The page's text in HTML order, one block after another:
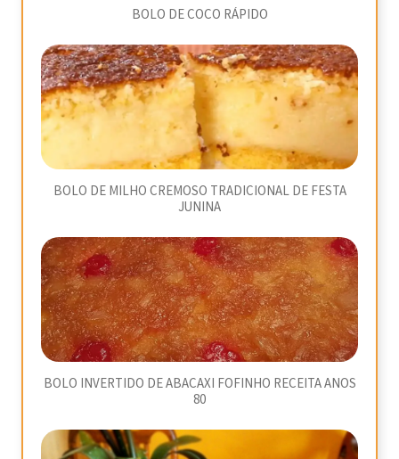
BOLO DE COCO RÁPIDO
BOLO DE MILHO CREMOSO TRADICIONAL DE FESTA
JUNINA
BOLO INVERTIDO DE ABACAXI FOFINHO RECEITA ANOS
80